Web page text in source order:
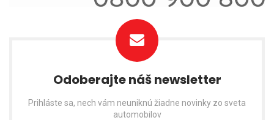
Odoberajte náš newsletter
Prihláste sa, nech vám neuniknú žiadne novinky zo sveta
automobilov